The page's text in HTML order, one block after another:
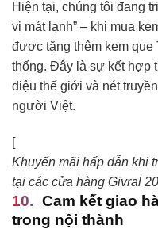
Hiện tại, chúng tôi đang
vị mát lạnh” – khi mua
được tặng thêm kem que
thống. Đây là sự kết hợp
điệu thế giới và nét
người Việt.
[
Khuyến mãi hấp dẫn khi
tại các cửa hàng Givral
Cam kết giao
trong nội thành